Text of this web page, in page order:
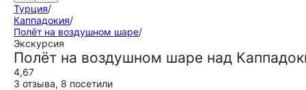
Турция/
Каппадокия/
Полёт на воздушном шаре/
Экскурсия
Полёт на воздушном шаре над
4,67
3 отзыва, 8 посетили